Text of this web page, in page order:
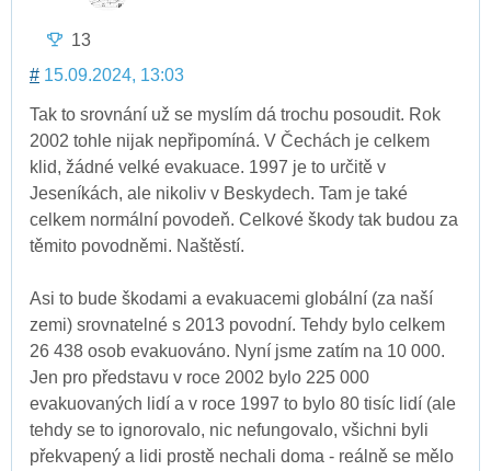
13
# 15.09.2024, 13:03
Tak to srovnání už se myslím dá trochu posoudit. Rok
2002 tohle nijak nepřipomíná. V Čechách je celkem
klid, žádné velké evakuace. 1997 je to určitě v
Jeseníkách, ale nikoliv v Beskydech. Tam je také
celkem normální povodeň. Celkové škody tak budou za
těmito povodněmi. Naštěstí.
Asi to bude škodami a evakuacemi globální (za naší
zemi) srovnatelné s 2013 povodní. Tehdy bylo celkem
26 438 osob evakuováno. Nyní jsme zatím na 10 000.
Jen pro představu v roce 2002 bylo 225 000
evakuovaných lidí a v roce 1997 to bylo 80 tisíc lidí (ale
tehdy se to ignorovalo, nic nefungovalo, všichni byli
překvapený a lidi prostě nechali doma - reálně se mělo